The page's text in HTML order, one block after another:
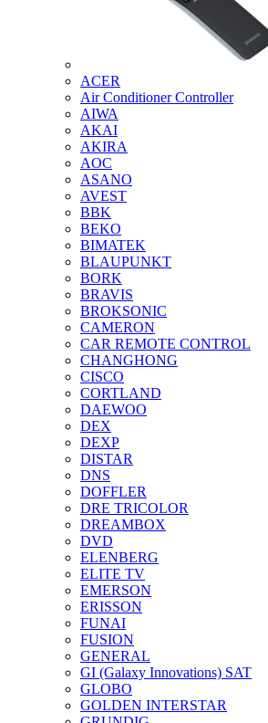
ACER
Air Conditioner Controller
AIWA
AKAI
AKIRA
AOC
ASANO
AVEST
BBK
BEKO
BIMATEK
BLAUPUNKT
BORK
BRAVIS
BROKSONIC
CAMERON
CAR REMOTE CONTROL
CHANGHONG
CISCO
CORTLAND
DAEWOO
DEX
DEXP
DISTAR
DNS
DOFFLER
DRE TRICOLOR
DREAMBOX
DVD
ELENBERG
ELITE TV
EMERSON
ERISSON
FUNAI
FUSION
GENERAL
GI (Galaxy Innovations) SAT
GLOBO
GOLDEN INTERSTAR